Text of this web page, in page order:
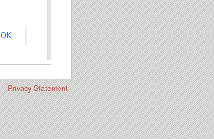
OK
Privacy Statement